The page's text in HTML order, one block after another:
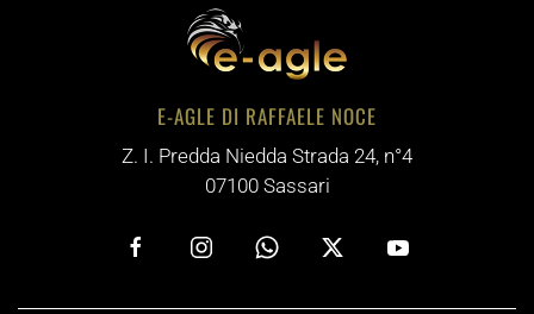
E-AGLE DI RAFFAELE NOCE
Z. I. Predda Niedda Strada 24, n°4
07100 Sassari